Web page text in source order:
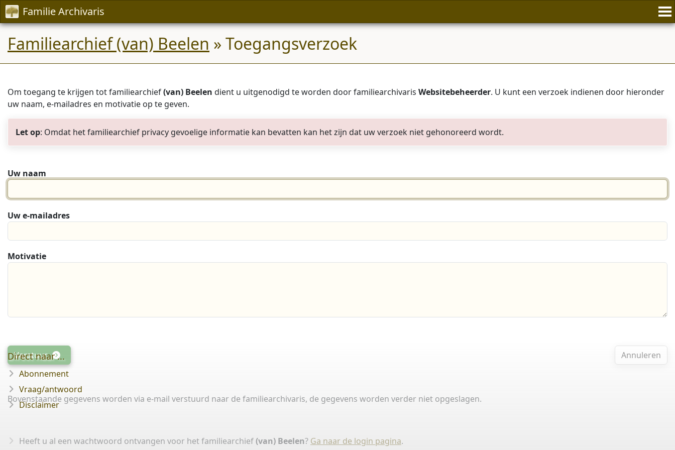
Familie Archivaris
Familiearchief (van) Beelen » Toegangsverzoek
Om toegang te krijgen tot familiearchief(van) Beelen dient u uitgenodigd te worden door familiearchivaris Websitebeheerder. U kunt een verzoek indienen door hieronder
uw naam, e-mailadres en motivatie op te geven.
Let op: Omdat het familiearchief privacy gevoelige informatie kan bevatten kan het zijn dat uw verzoek niet gehonoreerd wordt.
Uw naam
Uw e-mailadres
Motivatie
Verstuur Annuleren
Bovenstaande gegevens worden via e-mail verstuurd naar de familiearchivaris, de gegevens worden verder niet opgeslagen.
Heeft u al een wachtwoord ontvangen voor het familiearchief(van) Beelen? Ga naar de login pagina.
Direct naar ...
Abonnement
Vraag/antwoord
Disclaimer